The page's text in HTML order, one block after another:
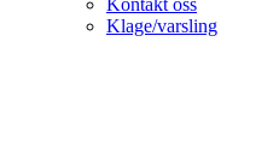
Kontakt oss
Klage/varsling